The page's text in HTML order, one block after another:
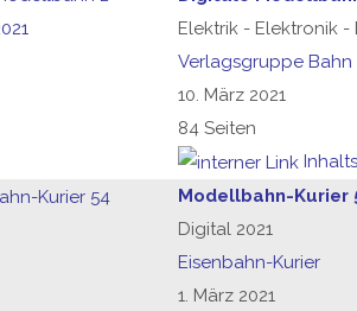
Elektrik - Elektronik
Verlagsgruppe Bahn
10. März 2021
84 Seiten
Modellbahn-Kurier
Digital 2021
Eisenbahn-Kurier
1. März 2021